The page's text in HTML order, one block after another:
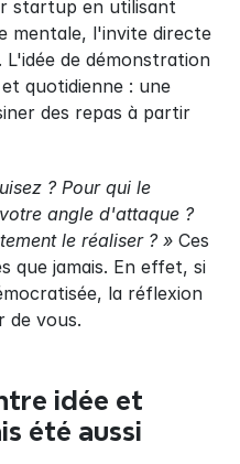
mentale, l'invite directe
de démonstration
quotidienne : une
des repas à partir
? Pour qui le
angle d'attaque ?
le réaliser ? » Ces
que jamais. En effet, si
la réflexion
de vous.
idée et
été aussi